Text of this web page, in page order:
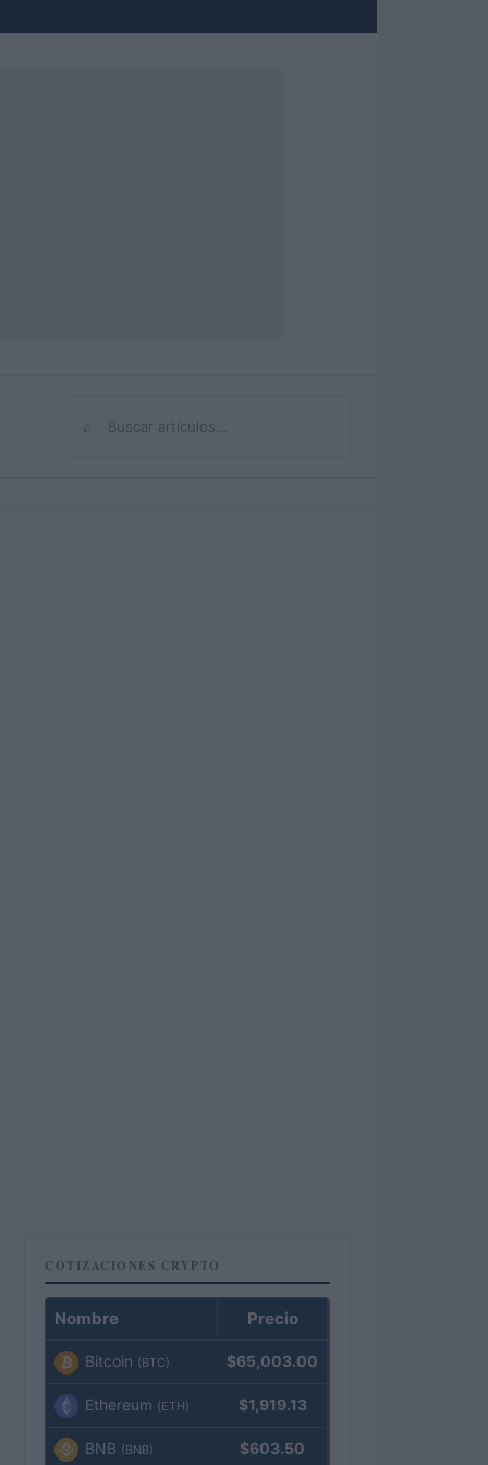
Buscar
COTIZACIONES CRYPTO
Nombre Precio
Bitcoin (BTC) $65,003.00
Ethereum (ETH) $1,919.13
BNB (BNB) $603.50